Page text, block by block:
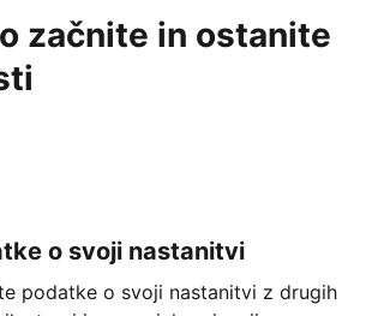
začnite in ostanite
o svoji nastanitvi
podatke o svoji nastanitvi z drugih